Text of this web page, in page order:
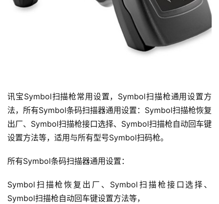
讯宝Symbol扫描枪常用设置，Symbol扫描枪通用设置方
法，所有Symbol条码扫描器通用设置：Symbol扫描枪恢复
出厂、Symbol扫描枪接口选择、Symbol扫描枪自动回车键
设置方法等，适用与所有型号Symbol扫码枪。
所有Symbol条码扫描器通用设置：
Symbol扫描枪恢复出厂、Symbol扫描枪接口选择、
Symbol扫描枪自动回车键设置方法等，